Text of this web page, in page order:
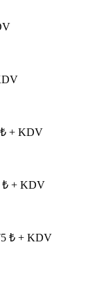
₺ + KDV
₺ + KDV
₺ + KDV